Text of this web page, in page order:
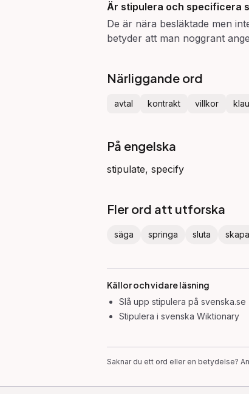
Är stipulera och specificera
De är nära besläktade men
betyder att man noggrant
Närliggande ord
avtal kontrakt villkor
På engelska
stipulate, specify
Fler ord att utforska
säga springa sluta skapa
Källor och vidare läsning
Slå upp stipulera på svenska.se
Stipulera i svenska Wiktionary
Saknar du ett ord eller en betydelse?